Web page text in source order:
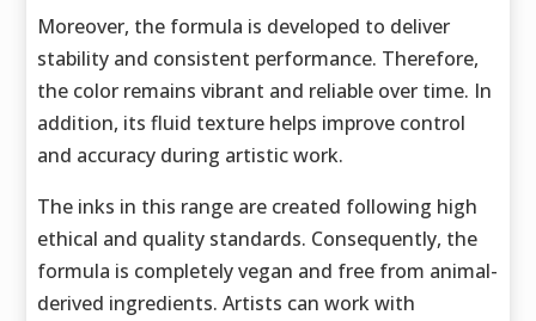
Moreover, the formula is developed to deliver
stability and consistent performance. Therefore,
the color remains vibrant and reliable over time. In
addition, its fluid texture helps improve control
and accuracy during artistic work.
The inks in this range are created following high
ethical and quality standards. Consequently, the
formula is completely vegan and free from animal-
derived ingredients. Artists can work with